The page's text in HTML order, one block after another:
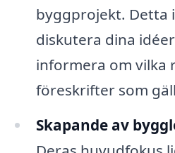
byggprojekt. Detta
diskutera dina
informera om vilka
föreskrifter som
Skapande av